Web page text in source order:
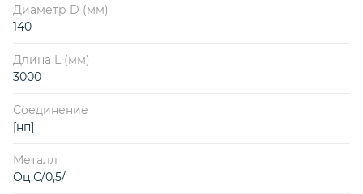
Диаметр D (мм)
140
Длина L (мм)
3000
Соединение
[нп]
Металл
Оц.С/0,5/